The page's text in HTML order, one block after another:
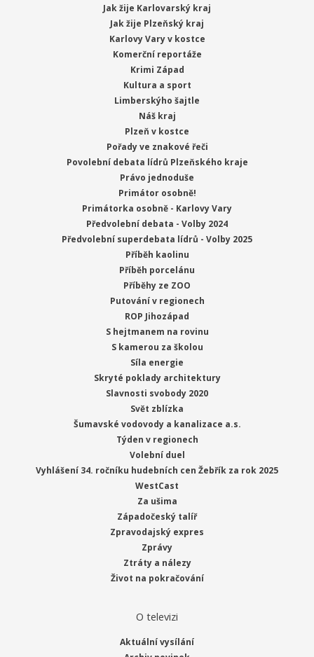
Jak žije Karlovarský kraj
Jak žije Plzeňský kraj
Karlovy Vary v kostce
Komerční reportáže
Krimi Západ
Kultura a sport
Limberskýho šajtle
Náš kraj
Plzeň v kostce
Pořady ve znakové řeči
Povolební debata lídrů Plzeňského kraje
Právo jednoduše
Primátor osobně!
Primátorka osobně - Karlovy Vary
Předvolební debata - Volby 2024
Předvolební superdebata lídrů - Volby 2025
Příběh kaolinu
Příběh porcelánu
Příběhy ze ZOO
Putování v regionech
ROP Jihozápad
S hejtmanem na rovinu
S kamerou za školou
Síla energie
Skryté poklady architektury
Slavnosti svobody 2020
Svět zblízka
Šumavské vodovody a kanalizace a.s.
Týden v regionech
Volební duel
Vyhlášení 34. ročníku hudebních cen Žebřík za rok 2025
WestCast
Za ušima
Západočeský talíř
Zpravodajský expres
Zprávy
Ztráty a nálezy
Život na pokračování
O televizi
Aktuální vysílání